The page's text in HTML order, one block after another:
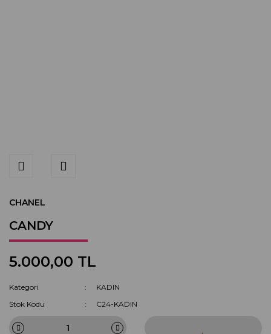
CHANEL
CANDY
5.000,00 TL
Kategori
KADIN
Stok Kodu
C24-KADIN